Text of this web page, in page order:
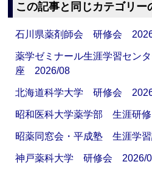
この記事と同じカテゴリー
石川県薬剤師会 研修会
薬学ゼミナール生涯学習セン
座 2026/08
北海道科学大学 研修会
昭和医科大学薬学部 生涯研
昭薬同窓会・平成塾 生涯学
神戸薬科大学 研修会 2026/